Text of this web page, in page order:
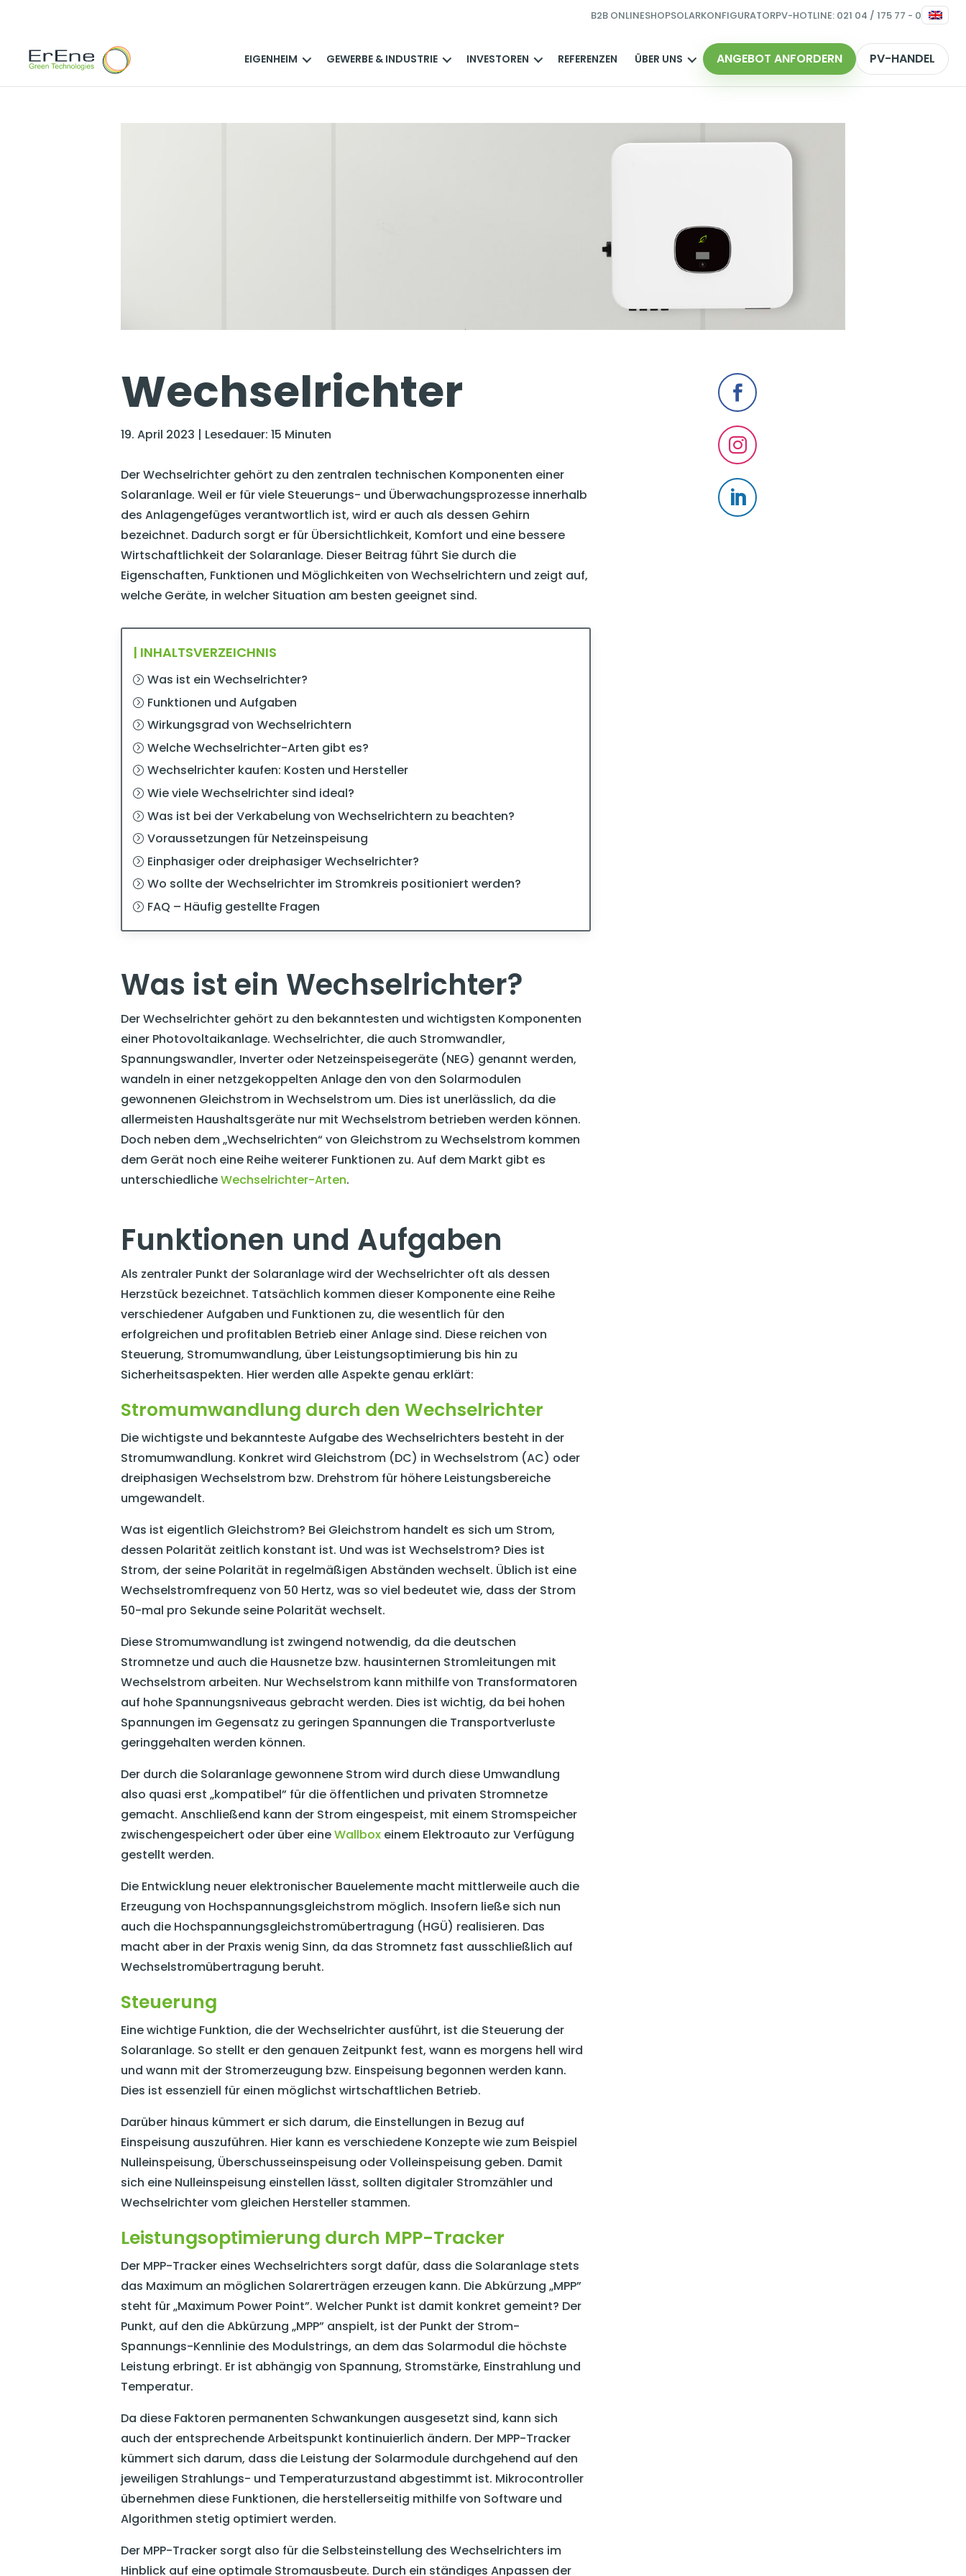
B2B ONLINESHOPSOLARKONFIGURATORPV-HOTLINE: 021 04 / 175 77 - 0
EIGENHEIM GEWERBE & INDUSTRIE INVESTOREN REFERENZEN ÜBER UNS ANGEBOT ANFORDERN PV-HANDEL
Wechselrichter
19. April 2023 | Lesedauer: 15 Minuten
Der Wechselrichter gehört zu den zentralen technischen Komponenten einer
Solaranlage. Weil er für viele Steuerungs- und Überwachungsprozesse innerhalb
des Anlagengefüges verantwortlich ist, wird er auch als dessen Gehirn
bezeichnet. Dadurch sorgt er für Übersichtlichkeit, Komfort und eine bessere
Wirtschaftlichkeit der Solaranlage. Dieser Beitrag führt Sie durch die
Eigenschaften, Funktionen und Möglichkeiten von Wechselrichtern und zeigt auf,
welche Geräte, in welcher Situation am besten geeignet sind.



| INHALTSVERZEICHNIS
Was ist ein Wechselrichter?
Funktionen und Aufgaben
Wirkungsgrad von Wechselrichtern
Welche Wechselrichter-Arten gibt es?
Wechselrichter kaufen: Kosten und Hersteller
Wie viele Wechselrichter sind ideal?
Was ist bei der Verkabelung von Wechselrichtern zu beachten?
Voraussetzungen für Netzeinspeisung
Einphasiger oder dreiphasiger Wechselrichter?
Wo sollte der Wechselrichter im Stromkreis positioniert werden?
FAQ – Häufig gestellte Fragen
Was ist ein Wechselrichter?
Der Wechselrichter gehört zu den bekanntesten und wichtigsten Komponenten
einer Photovoltaikanlage. Wechselrichter, die auch Stromwandler,
Spannungswandler, Inverter oder Netzeinspeisegeräte (NEG) genannt werden,
wandeln in einer netzgekoppelten Anlage den von den Solarmodulen
gewonnenen Gleichstrom in Wechselstrom um. Dies ist unerlässlich, da die
allermeisten Haushaltsgeräte nur mit Wechselstrom betrieben werden können.
Doch neben dem „Wechselrichten“ von Gleichstrom zu Wechselstrom kommen
dem Gerät noch eine Reihe weiterer Funktionen zu. Auf dem Markt gibt es
unterschiedlicheWechselrichter-Arten.
Funktionen und Aufgaben
Als zentraler Punkt der Solaranlage wird der Wechselrichter oft als dessen
Herzstück bezeichnet. Tatsächlich kommen dieser Komponente eine Reihe
verschiedener Aufgaben und Funktionen zu, die wesentlich für den
erfolgreichen und profitablen Betrieb einer Anlage sind. Diese reichen von
Steuerung, Stromumwandlung, über Leistungsoptimierung bis hin zu
Sicherheitsaspekten. Hier werden alle Aspekte genau erklärt:
Stromumwandlung durch den Wechselrichter
Die wichtigste und bekannteste Aufgabe des Wechselrichters besteht in der
Stromumwandlung. Konkret wird Gleichstrom (DC) in Wechselstrom (AC) oder
dreiphasigen Wechselstrom bzw. Drehstrom für höhere Leistungsbereiche
umgewandelt.
Was ist eigentlich Gleichstrom? Bei Gleichstrom handelt es sich um Strom,
dessen Polarität zeitlich konstant ist. Und was ist Wechselstrom? Dies ist
Strom, der seine Polarität in regelmäßigen Abständen wechselt. Üblich ist eine
Wechselstromfrequenz von 50 Hertz, was so viel bedeutet wie, dass der Strom
50-mal pro Sekunde seine Polarität wechselt.
Diese Stromumwandlung ist zwingend notwendig, da die deutschen
Stromnetze und auch die Hausnetze bzw. hausinternen Stromleitungen mit
Wechselstrom arbeiten. Nur Wechselstrom kann mithilfe von Transformatoren
auf hohe Spannungsniveaus gebracht werden. Dies ist wichtig, da bei hohen
Spannungen im Gegensatz zu geringen Spannungen die Transportverluste
geringgehalten werden können.
Der durch die Solaranlage gewonnene Strom wird durch diese Umwandlung
also quasi erst „kompatibel” für die öffentlichen und privaten Stromnetze
gemacht. Anschließend kann der Strom eingespeist, mit einem Stromspeicher
zwischengespeichert oder über eineWallbox einem Elektroauto zur Verfügung
gestellt werden.
Die Entwicklung neuer elektronischer Bauelemente macht mittlerweile auch die
Erzeugung von Hochspannungsgleichstrom möglich. Insofern ließe sich nun
auch die Hochspannungsgleichstromübertragung (HGÜ) realisieren. Das
macht aber in der Praxis wenig Sinn, da das Stromnetz fast ausschließlich auf
Wechselstromübertragung beruht.
Steuerung
Eine wichtige Funktion, die der Wechselrichter ausführt, ist die Steuerung der
Solaranlage. So stellt er den genauen Zeitpunkt fest, wann es morgens hell wird
und wann mit der Stromerzeugung bzw. Einspeisung begonnen werden kann.
Dies ist essenziell für einen möglichst wirtschaftlichen Betrieb.
Darüber hinaus kümmert er sich darum, die Einstellungen in Bezug auf
Einspeisung auszuführen. Hier kann es verschiedene Konzepte wie zum Beispiel
Nulleinspeisung, Überschusseinspeisung oder Volleinspeisung geben. Damit
sich eine Nulleinspeisung einstellen lässt, sollten digitaler Stromzähler und
Wechselrichter vom gleichen Hersteller stammen.
Leistungsoptimierung durch MPP-Tracker
Der MPP-Tracker eines Wechselrichters sorgt dafür, dass die Solaranlage stets
das Maximum an möglichen Solarerträgen erzeugen kann. Die Abkürzung „MPP”
steht für „Maximum Power Point”. Welcher Punkt ist damit konkret gemeint? Der
Punkt, auf den die Abkürzung „MPP” anspielt, ist der Punkt der Strom-
Spannungs-Kennlinie des Modulstrings, an dem das Solarmodul die höchste
Leistung erbringt. Er ist abhängig von Spannung, Stromstärke, Einstrahlung und
Temperatur.
Da diese Faktoren permanenten Schwankungen ausgesetzt sind, kann sich
auch der entsprechende Arbeitspunkt kontinuierlich ändern. Der MPP-Tracker
kümmert sich darum, dass die Leistung der Solarmodule durchgehend auf den
jeweiligen Strahlungs- und Temperaturzustand abgestimmt ist. Mikrocontroller
übernehmen diese Funktionen, die herstellerseitig mithilfe von Software und
Algorithmen stetig optimiert werden.
Der MPP-Tracker sorgt also für die Selbsteinstellung des Wechselrichters im
Hinblick auf eine optimale Stromausbeute. Durch ein ständiges Anpassen der